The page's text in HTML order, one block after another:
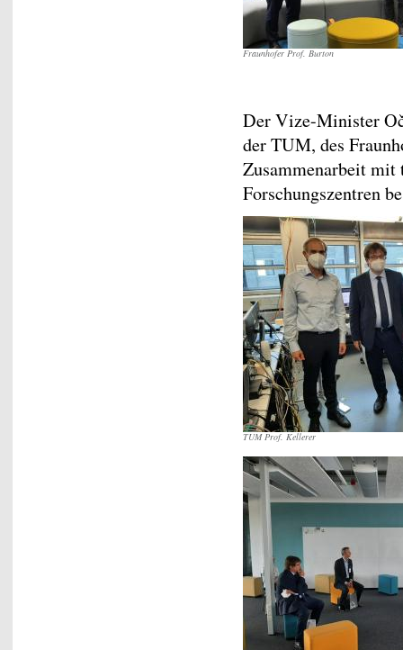
Fraunhofer Prof. Burton
Der Vize-Minister
der TUM, des
Zusammenarbeit mit
Forschungszentren
TUM Prof. Kellerer